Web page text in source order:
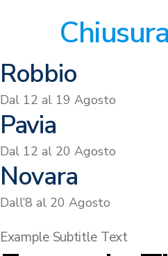
Robbio
Dal 12 al 19 Agosto
Pavia
Dal 12 al 20 Agosto
Novara
Dall’8 al 20 Agosto
Example Subtitle Text